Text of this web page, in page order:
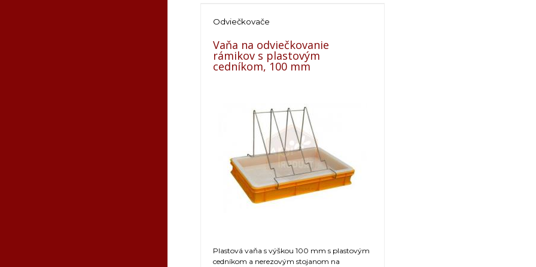
Odviečkovače
Vaňa na odviečkovanie
rámikov s plastovým
cedníkom, 100 mm
Plastová vaňa s výškou 100 mm s plastovým
cedníkom a nerezovým stojanom na